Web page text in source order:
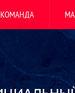
КОМАНДА